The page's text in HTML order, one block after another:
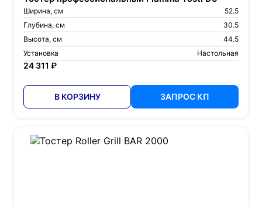
Ширина, см
52.5
Глубина, см
30.5
Высота, см
44.5
Установка
Настольная
24 311 ₽
В КОРЗИНУ ЗАПРОС КП